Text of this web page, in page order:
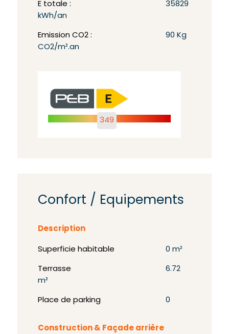
E totale :
35829
kWh/an
Emission CO2 :
90 Kg
CO2/m².an
349
Confort / Equipements
Description
Superficie habitable 0 m²
Terrasse
6.72
m²
Place de parking 0
Construction & Façade arrière